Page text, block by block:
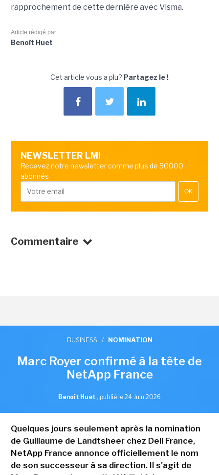
rapprochement de cette dernière avec Visma.
Article rédigé par
Benoît Huet
Cet article vous a plu? Partagez le !
NEWSLETTER LMI
Recevez notre newsletter comme plus de 50000
abonnés
OK
Commentaire
BUSINESS / NOMINATION
Marc Royer confirmé à la tête de
NetApp France
Benoît Huet , publié le 24 Juin 2026
Quelques jours seulement après la nomination
de Guillaume de Landtsheer chez Dell France,
NetApp France annonce officiellement le nom
de son successeur à sa direction. Il s'agit de